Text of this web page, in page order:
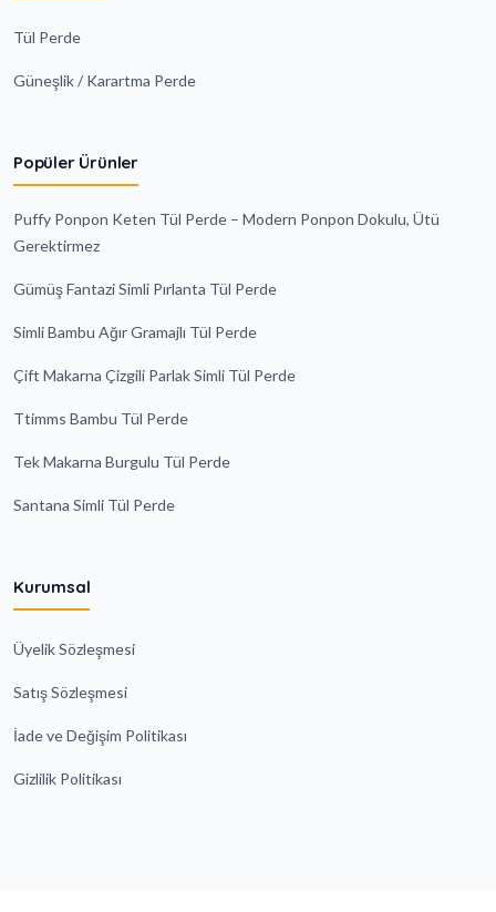
Tül Perde
Güneşlik / Karartma Perde
Popüler Ürünler
Puffy Ponpon Keten Tül Perde – Modern Ponpon Dokulu, Ütü
Gerektirmez
Gümüş Fantazi Simli Pırlanta Tül Perde
Simli Bambu Ağır Gramajlı Tül Perde
Çift Makarna Çizgili Parlak Simli Tül Perde
Ttimms Bambu Tül Perde
Tek Makarna Burgulu Tül Perde
Santana Simli Tül Perde
Kurumsal
Üyelik Sözleşmesi
Satış Sözleşmesi
İade ve Değişim Politikası
Gizlilik Politikası